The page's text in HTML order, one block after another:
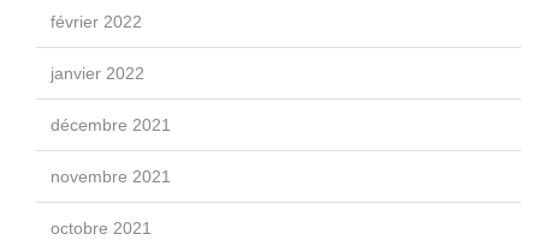
février 2022
janvier 2022
décembre 2021
novembre 2021
octobre 2021